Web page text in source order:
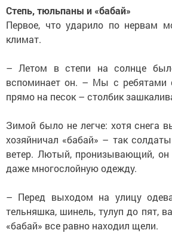
Степь, тюльпаны и «бабай»
Первое, что ударило по нервам
климат.
– Летом в степи на солнце
вспоминает он. – Мы с ребятами
прямо на песок – столбик
Зимой было не легче: хотя снега
хозяйничал «бабай» – так
ветер. Лютый, пронизывающий, он
даже многослойную одежду.
– Перед выходом на улицу
тельняшка, шинель, тулуп до пят,
«бабай» все равно находил щели.